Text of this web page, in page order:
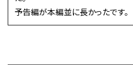
予告編が本編並に長かったです。